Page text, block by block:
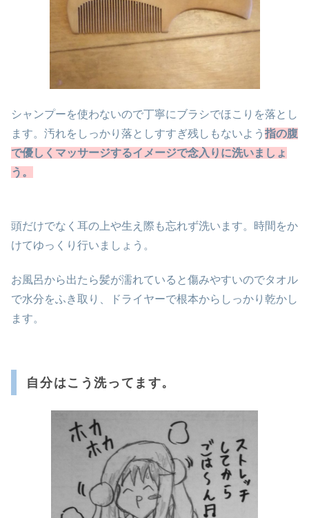
シャンプーを使わないので丁寧にブラシでほこりを落とし
ます。汚れをしっかり落としすすぎ残しもないよう 指の腹
で優しくマッサージするイメージで念入りに洗いましょ
う。
頭だけでなく耳の上や生え際も忘れず洗います。時間をか
けてゆっくり行いましょう。
お風呂から出たら髪が濡れていると傷みやすいのでタオル
で水分をふき取り、ドライヤーで根本からしっかり乾かし
ます。
自分はこう洗ってます。